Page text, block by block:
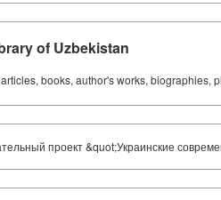
of Uzbekistan
books, author's works,
проект &quot;Украинские